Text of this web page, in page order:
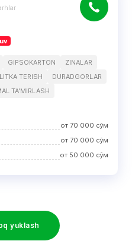
GIPSOKARTON
ZINALAR
TERISH
DURADGORLAR
TA'MIRLASH
от 70 000 сўм
от 70 000 сўм
от 50 000 сўм
yuklash